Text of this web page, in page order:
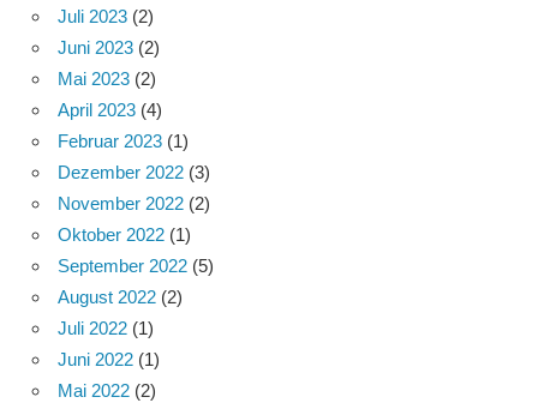
Juli 2023 (2)
Juni 2023 (2)
Mai 2023 (2)
April 2023 (4)
Februar 2023 (1)
Dezember 2022 (3)
November 2022 (2)
Oktober 2022 (1)
September 2022 (5)
August 2022 (2)
Juli 2022 (1)
Juni 2022 (1)
Mai 2022 (2)